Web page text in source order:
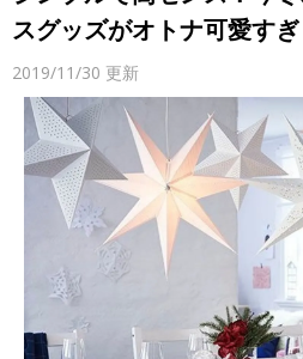
スグッズがオトナ可愛すぎ
2019/11/30 更新